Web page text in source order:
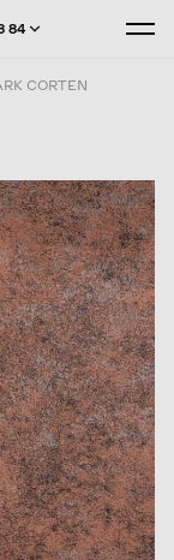
84
CORTEN